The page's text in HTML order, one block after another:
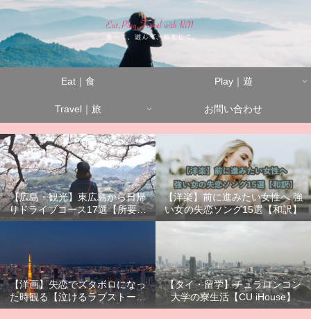
Eat｜食 Play｜遊
Travel｜旅 お問い合わせ
【広島・観光】東広島から日帰
りドライブコース17選【所要時
間別】
【洋楽】前に進みたい女性へ 強
い女の失恋ソング15選【和訳】
【洋画】失恋でズタボロになっ
た時観る【泣けるラブストーリ
ーまとめ】
【タイ・留学】チュラロンコン
大学の寮生活【CU iHouse】